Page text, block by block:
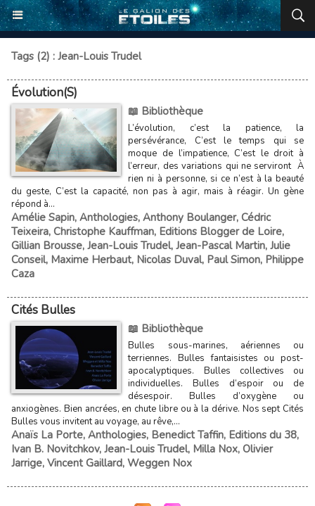
Tags (2) : Jean-Louis Trudel
Évolution(S)
📖 Bibliothèque
L’évolution, c’est la patience, la
persévérance, C’est le temps qui se
moque de l’impatience, C’est le droit à
l’erreur, des variations qui ne serviront À
rien ni à personne, si ce n’est à la beauté
du geste, C’est la capacité, non pas à agir, mais à réagir. Un gène
répond à...
Amélie Sapin, Anthologies, Anthony Boulanger, Cédric
Teixeira, Christophe Kauffman, Editions Blogger de Loire,
Gillian Brousse, Jean-Louis Trudel, Jean-Pascal Martin, Julie
Conseil, Maxime Herbaut, Nicolas Duval, Paul Simon, Philippe
Caza
Cités Bulles
📖 Bibliothèque
Bulles sous-marines, aériennes ou
terriennes. Bulles fantaisistes ou post-
apocalyptiques. Bulles collectives ou
individuelles. Bulles d‘espoir ou de
désespoir. Bulles d’oxygène ou
anxiogènes. Bien ancrées, en chute libre ou à la dérive. Nos sept Cités
Bulles vous invitent au voyage, au rêve,...
Anaïs La Porte, Anthologies, Benedict Taffin, Editions du 38,
Ivan B. Novitchkov, Jean-Louis Trudel, Milla Nox, Olivier
Jarrige, Vincent Gaillard, Weggen Nox